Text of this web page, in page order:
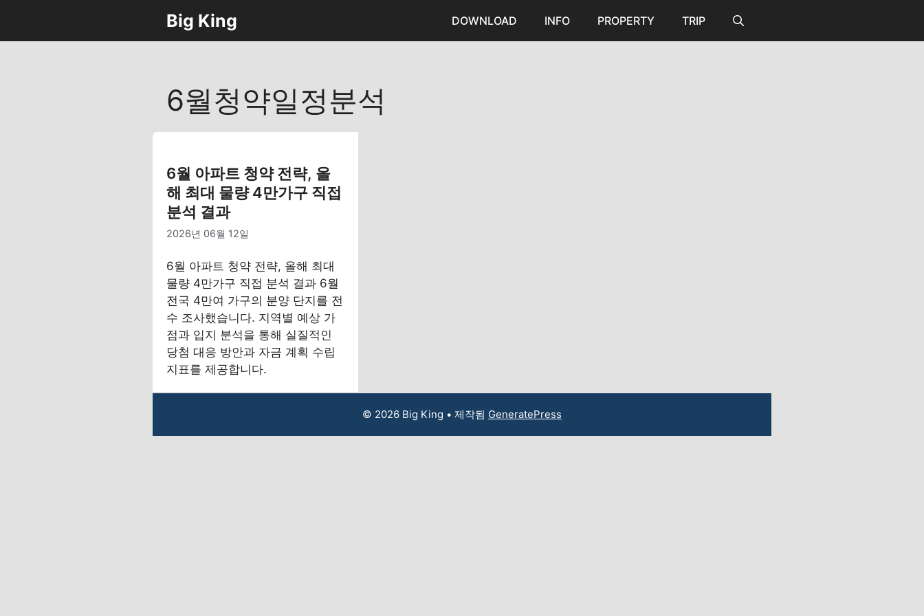
츠
Big King DOWNLOAD INFO PROPERTY TRIP
6월청약일정분석
6월 아파트 청약 전략, 올
해 최대 물량 4만가구 직접
분석 결과
2026년 06월 12일
6월 아파트 청약 전략, 올해 최대
물량 4만가구 직접 분석 결과 6월
전국 4만여 가구의 분양 단지를 전
수 조사했습니다. 지역별 예상 가
점과 입지 분석을 통해 실질적인
당첨 대응 방안과 자금 계획 수립
지표를 제공합니다.
© 2026 Big King • 제작됨 GeneratePress